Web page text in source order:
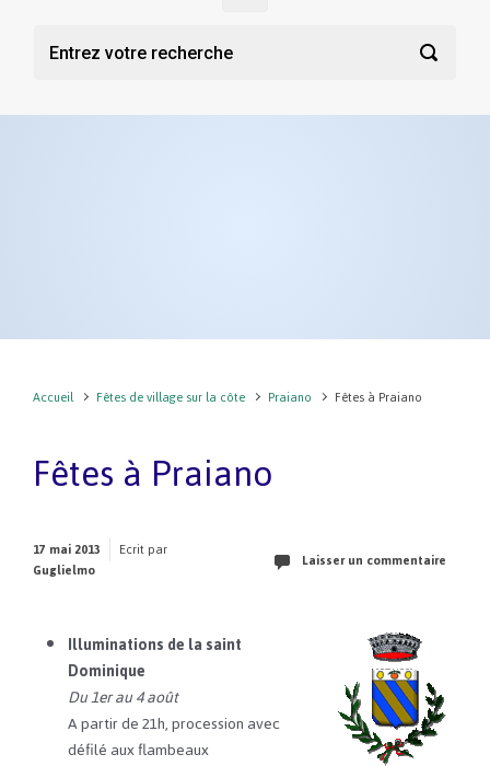
Accueil Fêtes de village sur la côte Praiano Fêtes à Praiano
Fêtes à Praiano
17 mai 2013
Ecrit par
Guglielmo
Laisser un commentaire
Illuminations de la saint
Dominique
Du 1er au 4 août
A partir de 21h, procession avec
défilé aux flambeaux